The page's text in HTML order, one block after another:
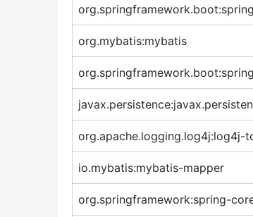
org.mybatis:mybatis
org.apache.logging.log4j:log4j-
io.mybatis:mybatis-mapper
org.springframework:spring-